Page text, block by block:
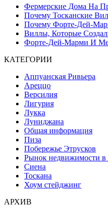
Фермерские Дома На
Почему Тосканские
Почему Форте-Дей-
Виллы, Которые
Форте-Дей-Марми И
КАТЕГОРИИ
Аппуанская Ривьера
Ареццо
Версилия
Лигурия
Лукка
Луниджана
Общая информация
Пиза
Побережье Этрусков
Рынок недвижимости в
Сиена
Тоскана
Хоум стейджинг
АРХИВ